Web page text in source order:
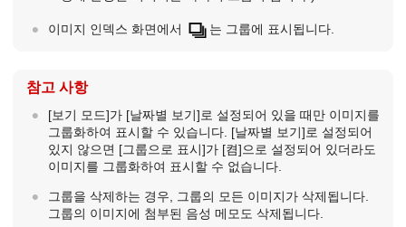
이미지 인덱스 화면에서 는 그룹에 표시됩니다.
참고 사항
[보기 모드]가 [날짜별 보기]로 설정되어 있을 때만 이미지를
그룹화하여 표시할 수 있습니다. [날짜별 보기]로 설정되어
있지 않으면 [그룹으로 표시]가 [켬]으로 설정되어 있더라도
이미지를 그룹화하여 표시할 수 없습니다.
그룹을 삭제하는 경우, 그룹의 모든 이미지가 삭제됩니다.
그룹의 이미지에 첨부된 음성 메모도 삭제됩니다.